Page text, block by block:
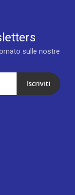
sulle nostre
Iscriviti